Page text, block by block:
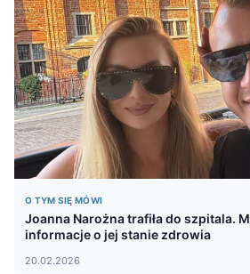
O TYM SIĘ MÓWI
Joanna Narożna trafiła do szpitala.
informacje o jej stanie zdrowia
20.02.2026